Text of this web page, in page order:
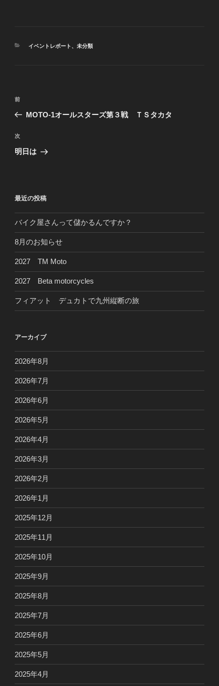
カ
イベントレポート 、 未分類
投
ビ
ゲ
ン
前
の
稿
前
MOTO-1オールスターズ第３戦 ＴＳタカタ
次
の
次
明日は
最近の投稿
バイク屋さんって儲かるんですか？
8月のお知らせ
2027 TM Moto
2027 Beta motorcycles
フィアット デュカトで九州縦断の旅
アーカイブ
2026年8月
2026年7月
2026年6月
2026年5月
2026年4月
2026年3月
2026年2月
2026年1月
2025年12月
2025年11月
2025年10月
2025年9月
2025年8月
2025年7月
2025年6月
2025年5月
2025年4月